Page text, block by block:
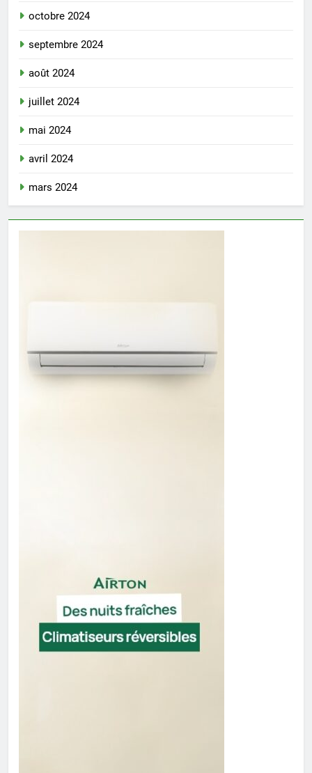
octobre 2024
septembre 2024
août 2024
juillet 2024
mai 2024
avril 2024
mars 2024